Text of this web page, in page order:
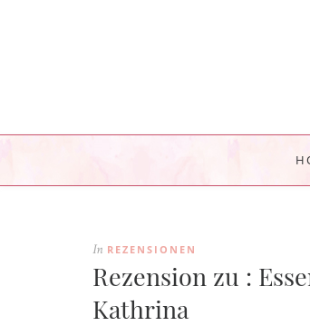
In REZENSIONEN
Rezension zu :
Kathrina